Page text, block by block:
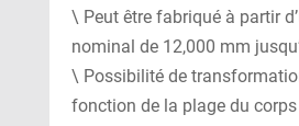
\ Peut être fabriqué à partir
nominal de 12,000 mm
\ Possibilité de
fonction de la plage du corps